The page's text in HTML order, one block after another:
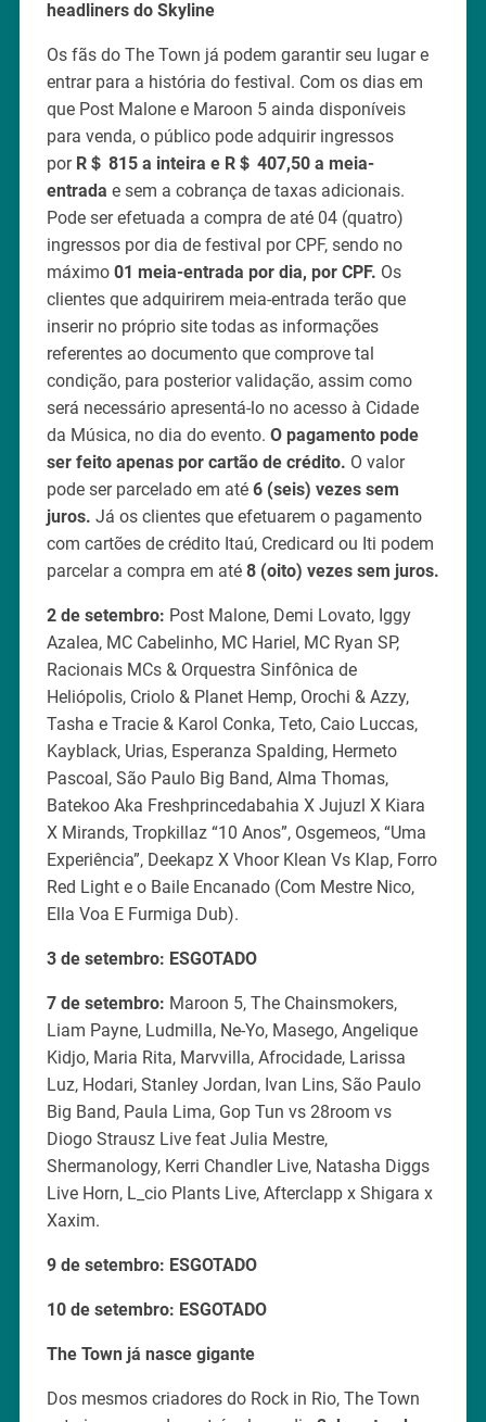
headliners do Skyline
Os fãs do The Town já podem garantir seu lugar e
entrar para a história do festival. Com os dias em
que Post Malone e Maroon 5 ainda disponíveis
para venda, o público pode adquirir ingressos
por R＄ 815 a inteira e R＄ 407,50 a meia-
entrada e sem a cobrança de taxas adicionais.
Pode ser efetuada a compra de até 04 (quatro)
ingressos por dia de festival por CPF, sendo no
máximo 01 meia-entrada por dia, por CPF. Os
clientes que adquirirem meia-entrada terão que
inserir no próprio site todas as informações
referentes ao documento que comprove tal
condição, para posterior validação, assim como
será necessário apresentá-lo no acesso à Cidade
da Música, no dia do evento. O pagamento pode
ser feito apenas por cartão de crédito. O valor
pode ser parcelado em até 6 (seis) vezes sem
juros. Já os clientes que efetuarem o pagamento
com cartões de crédito Itaú, Credicard ou Iti podem
parcelar a compra em até 8 (oito) vezes sem juros.
2 de setembro: Post Malone, Demi Lovato, Iggy
Azalea, MC Cabelinho, MC Hariel, MC Ryan SP,
Racionais MCs & Orquestra Sinfônica de
Heliópolis, Criolo & Planet Hemp, Orochi & Azzy,
Tasha e Tracie & Karol Conka, Teto, Caio Luccas,
Kayblack, Urias, Esperanza Spalding, Hermeto
Pascoal, São Paulo Big Band, Alma Thomas,
Batekoo Aka Freshprincedabahia X Jujuzl X Kiara
X Mirands, Tropkillaz “10 Anos”, Osgemeos, “Uma
Experiência”, Deekapz X Vhoor Klean Vs Klap, Forro
Red Light e o Baile Encanado (Com Mestre Nico,
Ella Voa E Furmiga Dub).
3 de setembro: ESGOTADO
7 de setembro: Maroon 5, The Chainsmokers,
Liam Payne, Ludmilla, Ne-Yo, Masego, Angelique
Kidjo, Maria Rita, Marvvilla, Afrocidade, Larissa
Luz, Hodari, Stanley Jordan, Ivan Lins, São Paulo
Big Band, Paula Lima, Gop Tun vs 28room vs
Diogo Strausz Live feat Julia Mestre,
Shermanology, Kerri Chandler Live, Natasha Diggs
Live Horn, L_cio Plants Live, Afterclapp x Shigara x
Xaxim.
9 de setembro: ESGOTADO
10 de setembro: ESGOTADO
The Town já nasce gigante
Dos mesmos criadores do Rock in Rio, The Town